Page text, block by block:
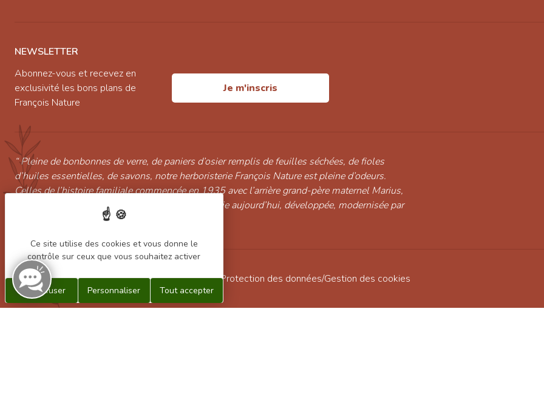
NEWSLETTER
Abonnez-vous et recevez en
exclusivité les bons plans de
François Nature
Je m'inscris
“ Pleine de bonbonnes de verre, de paniers d’osier remplis de feuilles séchées, de fioles
d’huiles essentielles, de savons, notre herboristerie François Nature est pleine d’odeurs.
Celles de l’histoire familiale commencée en 1935 avec l’arrière grand-père maternel Marius,
continuée par Marcelle puis Christian et poursuivie aujourd’hui, développée, modernisée par
l’arrière petit-fils Alexandre Pinot. ”
Conditions générales de vente/Mentions légales/Protection des données/Gestion des cookies
Ce site utilise des cookies et vous donne le
contrôle sur ceux que vous souhaitez activer
Tout accepter
Tout refuser Personnaliser